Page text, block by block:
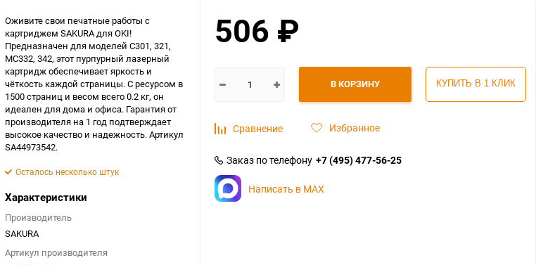
Оживите свои печатные работы с
картриджем SAKURA для OKI!
Предназначен для моделей C301, 321,
MC332, 342, этот пурпурный лазерный
картридж обеспечивает яркость и
чёткость каждой страницы. С ресурсом в
1500 страниц и весом всего 0.2 кг, он
идеален для дома и офиса. Гарантия от
производителя на 1 год подтверждает
высокое качество и надежность. Артикул
SA44973542.
Осталось несколько штук
Характеристики
Производитель
SAKURA
Артикул производителя
506 ₽
В КОРЗИНУ КУПИТЬ В 1 КЛИК
Сравнение Избранное
Заказ по телефону +7 (495) 477-56-25
Написать в MAX